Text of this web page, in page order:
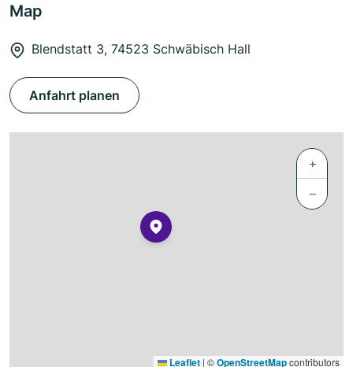
Map
Blendstatt 3, 74523 Schwäbisch Hall
Anfahrt planen
+
−
Leaflet | ©OpenStreetMapcontributors